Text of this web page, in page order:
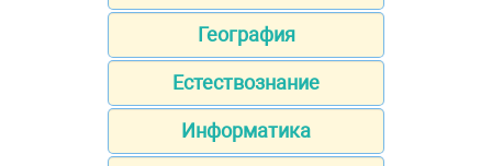
География
Естествознание
Информатика